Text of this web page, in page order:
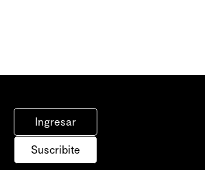
Ingresar
Suscribite